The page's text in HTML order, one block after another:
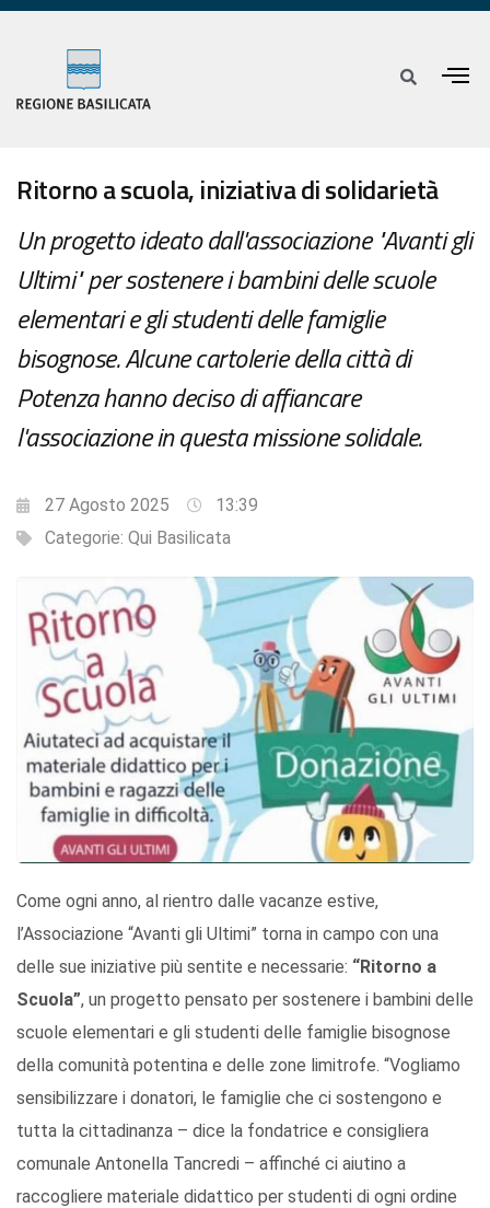
Ritorno a scuola, iniziativa di solidarietà
Un progetto ideato dall'associazione "Avanti gli
Ultimi" per sostenere i bambini delle scuole
elementari e gli studenti delle famiglie
bisognose. Alcune cartolerie della città di
Potenza hanno deciso di affiancare
l'associazione in questa missione solidale.
27 Agosto 2025
13:39
Categorie: Qui Basilicata
Come ogni anno, al rientro dalle vacanze estive,
l’Associazione “Avanti gli Ultimi” torna in campo con una
delle sue iniziative più sentite e necessarie: “Ritorno a
Scuola”, un progetto pensato per sostenere i bambini delle
scuole elementari e gli studenti delle famiglie bisognose
della comunità potentina e delle zone limitrofe. “Vogliamo
sensibilizzare i donatori, le famiglie che ci sostengono e
tutta la cittadinanza – dice la fondatrice e consigliera
comunale Antonella Tancredi – affinché ci aiutino a
raccogliere materiale didattico per studenti di ogni ordine